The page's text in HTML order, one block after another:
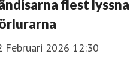
flest
Februari 2026 12:30